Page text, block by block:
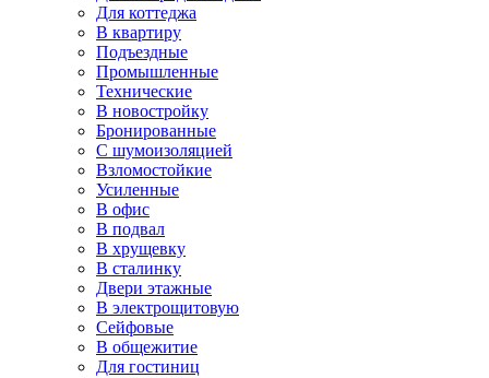
Для коттеджа
В квартиру
Подъездные
Промышленные
Технические
В новостройку
Бронированные
С шумоизоляцией
Взломостойкие
Усиленные
В офис
В подвал
В хрущевку
В сталинку
Двери этажные
В электрощитовую
Сейфовые
В общежитие
Для гостиниц